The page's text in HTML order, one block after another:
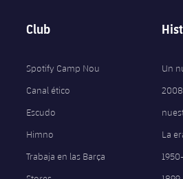
Club
Spotify Camp Nou
Canal ético
Escudo
Himno
Trabaja en las Barça
Un
La